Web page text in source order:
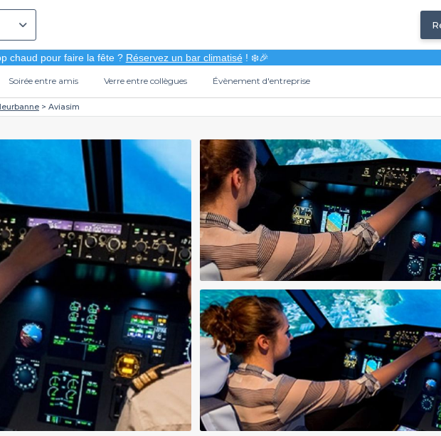
chaud pour faire la fête ? Réservez un bar climatisé! ❄️🎉
Soirée entre amis Verre entre collègues Évènement d'entreprise
Aviasim